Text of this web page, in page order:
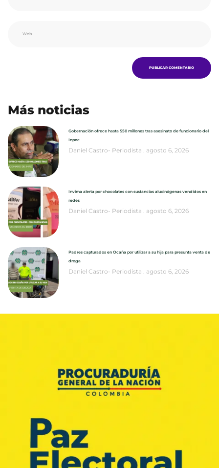
Más noticias
Gobernación ofrece hasta $50 millones tras asesinato de funcionario del
Inpec
Daniel Castro- Periodista agosto 6, 2026
Invima alerta por chocolates con sustancias alucinógenas vendidos en
redes
Daniel Castro- Periodista agosto 6, 2026
Padres capturados en Ocaña por utilizar a su hija para presunta venta de
droga
Daniel Castro- Periodista agosto 6, 2026